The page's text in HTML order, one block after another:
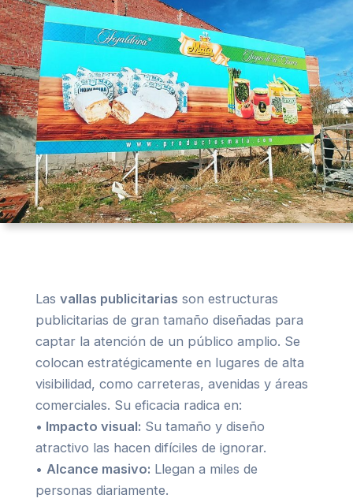
Las vallas publicitarias son estructuras
publicitarias de gran tamaño diseñadas para
captar la atención de un público amplio. Se
colocan estratégicamente en lugares de alta
visibilidad, como carreteras, avenidas y áreas
comerciales. Su eficacia radica en:
• Impacto visual: Su tamaño y diseño
atractivo las hacen difíciles de ignorar.
• Alcance masivo: Llegan a miles de
personas diariamente.